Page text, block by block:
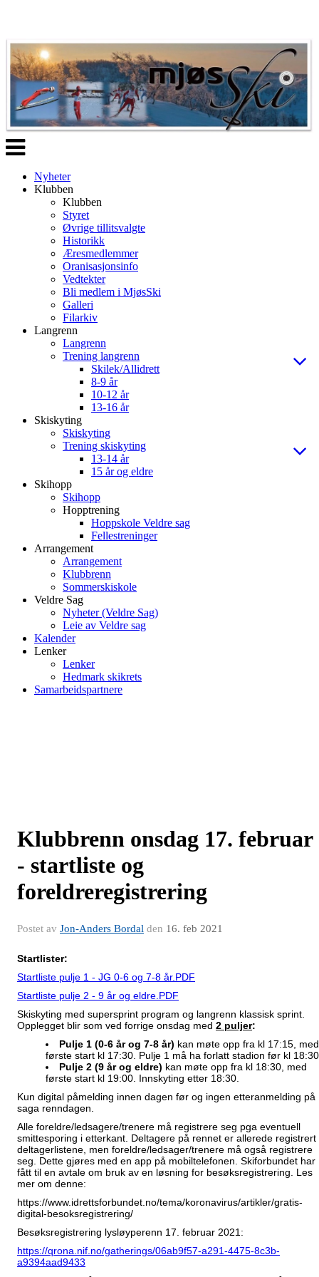
Veksle
navigasjon
Nyheter
Klubben
Klubben
Styret
Øvrige tillitsvalgte
Historikk
Æresmedlemmer
Oranisasjonsinfo
Vedtekter
Bli medlem i MjøsSki
Galleri
Filarkiv
Langrenn
Langrenn
Trening langrenn
Skilek/Allidrett
8-9 år
10-12 år
13-16 år
Skiskyting
Skiskyting
Trening skiskyting
13-14 år
15 år og eldre
Skihopp
Skihopp
Hopptrening
Hoppskole Veldre sag
Fellestreninger
Arrangement
Arrangement
Klubbrenn
Sommerskiskole
Veldre Sag
Nyheter (Veldre Sag)
Leie av Veldre sag
Kalender
Lenker
Lenker
Hedmark skikrets
Samarbeidspartnere
Klubbrenn onsdag 17. februar
- startliste og
foreldreregistrering
Postet av Jon-Anders Bordal den 16. feb 2021
Startlister:
Startliste pulje 1 - JG 0-6 og 7-8 år.PDF
Startliste pulje 2 - 9 år og eldre.PDF
Skiskyting med supersprint program og langrenn klassisk sprint.
Opplegget blir som ved forrige onsdag med 2 puljer:
Pulje 1 (0-6 år og 7-8 år) kan møte opp fra kl 17:15, med
første start kl 17:30. Pulje 1 må ha forlatt stadion før kl
Pulje 2 (9 år og eldre) kan møte opp fra kl 18:30, med
første start kl 19:00. Innskyting etter 18:30.
Kun digital påmelding innen dagen før og ingen etteranmelding på
saga renndagen.
Alle foreldre/ledsagere/trenere må registrere seg pga eventuell
smittesporing i etterkant. Deltagere på rennet er allerede registrert
deltagerlistene, men foreldre/ledsager/trenere må også registrere
seg. Dette gjøres med en app på mobiltelefonen. Skiforbundet har
fått til en avtale om bruk av en løsning for besøksregistrering. Les
mer om denne:
https://www.idrettsforbundet.no/tema/koronavirus/artikler/gratis-
digital-besoksregistrering/
Besøksregistrering lysløyperenn 17. februar 2021:
https://qrona.nif.no/gatherings/06ab9f57-a291-4475-8c3b-
a9394aad9433